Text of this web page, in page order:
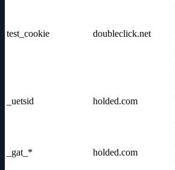
test_cookie doubleclick.net
_uetsid holded.com
_gat_* holded.com